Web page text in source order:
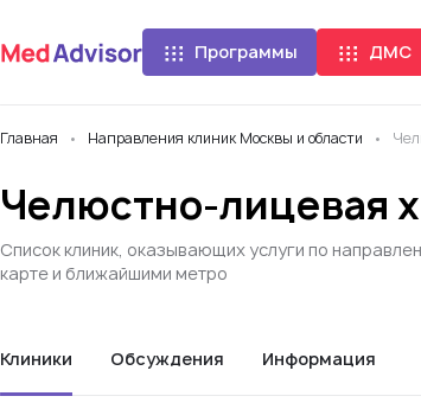
Программы ДМС
Главная Направления клиник Москвы и области
Челюстно-лицевая
Список клиник, оказывающих услуги по
карте и ближайшими метро
Клиники Обсуждения Информация